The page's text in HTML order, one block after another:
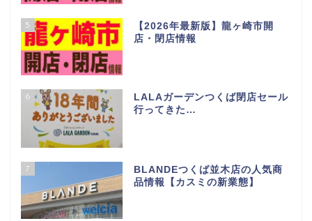
5
【2026年最新版】龍ヶ崎市開
店・閉店情報
6
LALAガーデンつくば閉店セール
行ってきた…
7
BLANDEつくば並木店の人気商
品情報【カスミの新業態】